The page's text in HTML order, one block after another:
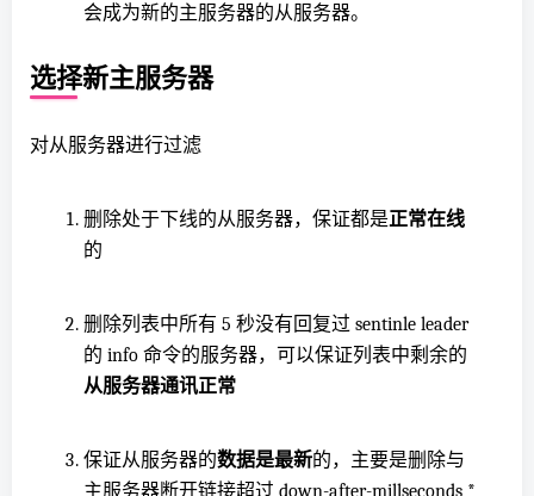
会成为新的主服务器的从服务器。
选择新主服务器
对从服务器进行过滤
删除处于下线的从服务器，保证都是正常在线
的
删除列表中所有 5 秒没有回复过 sentinle leader
的 info 命令的服务器，可以保证列表中剩余的
从服务器通讯正常
保证从服务器的数据是最新的，主要是删除与
主服务器断开链接超过 down-after-millseconds *